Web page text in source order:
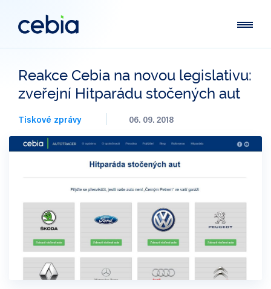
Reakce Cebia na novou legislativu:
zveřejní Hitparádu stočených aut
Tiskové zprávy 06. 09. 2018